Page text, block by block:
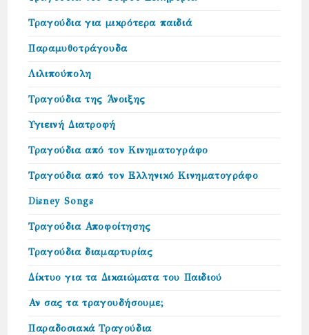
Τραγούδια για μικρότερα παιδιά
Παραμυθοτράγουδα
Λιλιπούπολη
Τραγούδια της Άνοιξης
Υγιεινή Διατροφή
Τραγούδια από τον Κινηματογράφο
Τραγούδια από τον Ελληνικό Κινηματογράφο
Disney Songs
Τραγούδια Αποφοίτησης
Τραγούδια διαμαρτυρίας
Δίκτυο για τα Δικαιώµατα του Παιδιού
Αν σας τα τραγουδήσουμε;
Παραδοσιακά Τραγούδια